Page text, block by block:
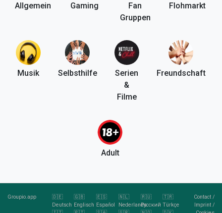
Allgemein Gaming
Fan
Gruppen
Flohmarkt
Musik Selbsthilfe
Serien
&
Filme
Freundschaft
Adult
Groupio.app
🇩🇪
Deutsch
🇬🇧
Englisch
🇪🇸
Español
🇳🇱
Nederlands
🇷🇺
Pусский
🇹🇷
Türkçe
Contact/
Imprint/